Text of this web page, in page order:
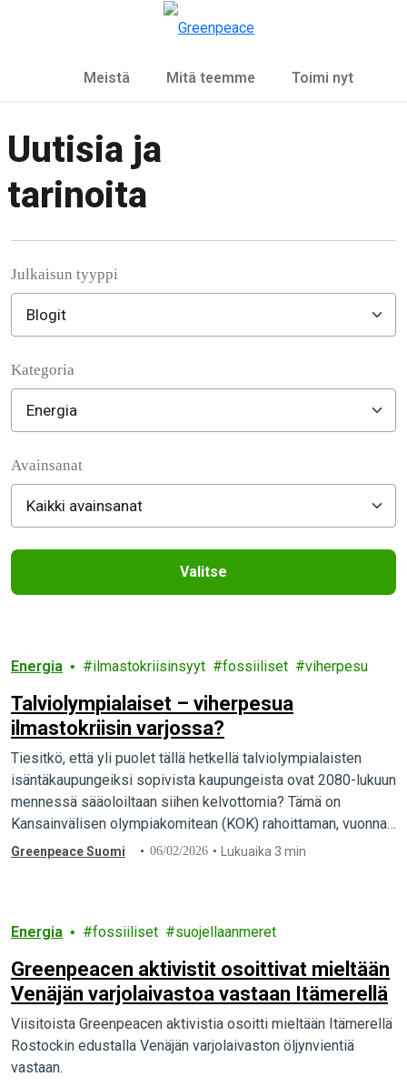
Meistä Mitä teemme Toimi nyt
Uutisia ja
tarinoita
Julkaisun tyyppi
Kategoria
Avainsanat
Valitse
Energia ilmastokriisinsyyt fossiiliset viherpesu
Talviolympialaiset – viherpesua
ilmastokriisin varjossa?
Tiesitkö, että yli puolet tällä hetkellä talviolympialaisten
isäntäkaupungeiksi sopivista kaupungeista ovat 2080-lukuun
mennessä sääoloiltaan siihen kelvottomia? Tämä on
Kansainvälisen olympiakomitean (KOK) rahoittaman, vuonna
2024 valmistuneen tieteellisen arvion lopputulos. Tulos
Greenpeace Suomi 06/02/2026 Lukuaika 3 min
Energia fossiiliset suojellaanmeret
Greenpeacen aktivistit osoittivat mieltään
Venäjän varjolaivastoa vastaan Itämerellä
Viisitoista Greenpeacen aktivistia osoitti mieltään Itämerellä
Rostockin edustalla Venäjän varjolaivaston öljynvientiä
vastaan.